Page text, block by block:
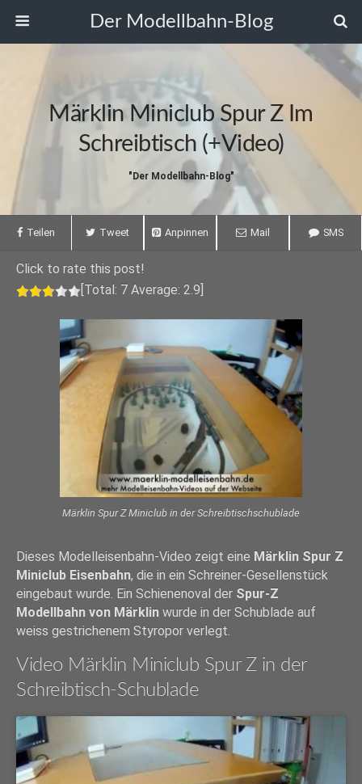
Der Modellbahn-Blog
Märklin Miniclub Spur Z Im
Schreibtisch (+Video)
"Der Modellbahn-Blog"
Teilen Tweet Anpinnen Mail SMS
Click to rate this post!
[Total: 7 Average: 2.9
Märklin Spur Z Miniclub in der Schreibtischschublade
Dieses Modelleisenbahn-Video zeigt eine Märklin Spur Z
Miniclub Eisenbahn, die in ein Schreiner-Gesellenstück
eingebaut wurde. Ein Schienenoval der Spur-Z
Modellbahn von Märklin wurde in der Schublade auf
weiss gestrichenem Styropor verlegt.
Video Märklin Miniclub Spur Z in der
Schreibtisch-Schublade